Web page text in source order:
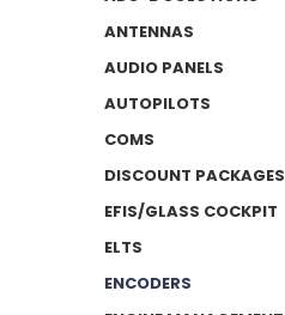
ANTENNAS
AUDIO PANELS
AUTOPILOTS
COMS
DISCOUNT PACKAGES
EFIS/GLASS COCKPIT
ELTS
ENCODERS